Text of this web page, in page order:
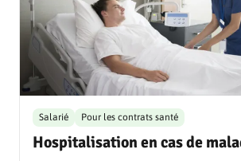
Hospitalisation en cas de
Salarié Pour les contrats santé